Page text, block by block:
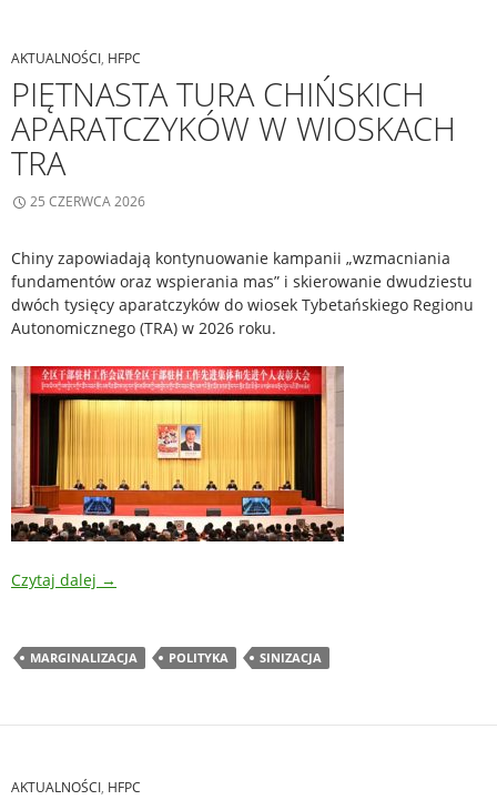
AKTUALNOŚCI, HFPC
PIĘTNASTA TURA CHIŃSKICH
APARATCZYKÓW W WIOSKACH
TRA
25 CZERWCA 2026
Chiny zapowiadają kontynuowanie kampanii „wzmacniania
fundamentów oraz wspierania mas” i skierowanie dwudziestu
dwóch tysięcy aparatczyków do wiosek Tybetańskiego Regionu
Autonomicznego (TRA) w 2026 roku.
Czytaj dalej →
MARGINALIZACJA POLITYKA SINIZACJA
AKTUALNOŚCI, HFPC